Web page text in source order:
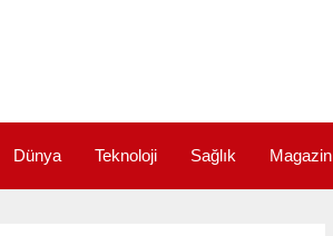
Dünya Teknoloji Sağlık Magazin